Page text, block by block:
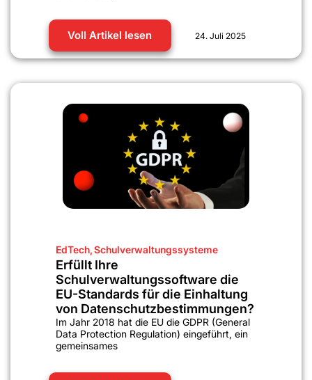
Voll Artikel lesen 24. Juli 2025
EdTech,Schulverwaltungssysteme
Erfüllt Ihre
Schulverwaltungssoftware die
EU-Standards für die Einhaltung
von Datenschutzbestimmungen?
Im Jahr 2018 hat die EU die GDPR (General
Data Protection Regulation) eingeführt, ein
gemeinsames